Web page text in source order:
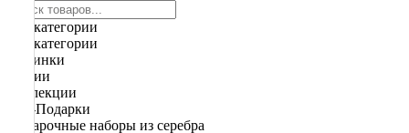
Все категории
Все категории
Новинки
Акции
Коллекции
VIP-Подарки
Подарочные наборы из серебра